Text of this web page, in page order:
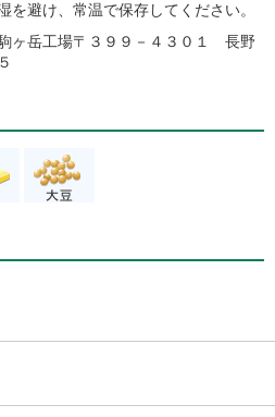
を避け、常温で保存してください。
ヶ岳工場〒３９９－４３０１ 長野